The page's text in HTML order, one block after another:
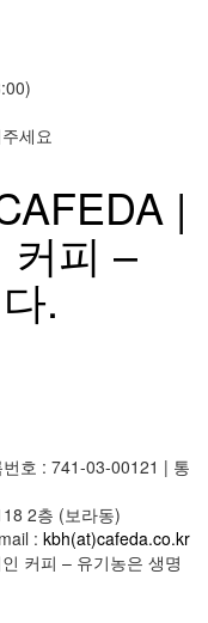
세요
호 : 741-03-00121 | 통
2층 (보라동)
: kbh(at)cafeda.co.kr
커피 – 유기농은 생명